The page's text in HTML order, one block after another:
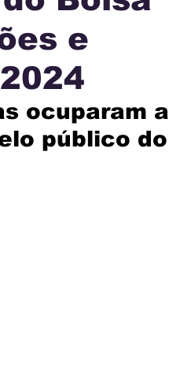
JUSTIÇA
e
ocuparam a
público do